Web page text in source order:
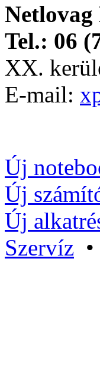
Tel.: 06
XX.
E-mail:
Új
Új
Új
Szervíz •